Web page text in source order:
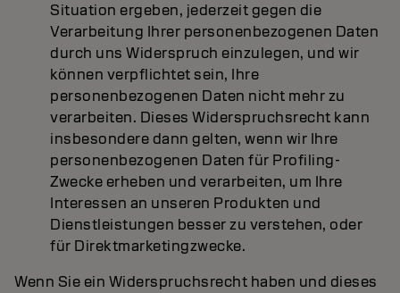
Situation ergeben, jederzeit gegen die
Verarbeitung Ihrer personenbezogenen Daten
durch uns Widerspruch einzulegen, und wir
können verpflichtet sein, Ihre
personenbezogenen Daten nicht mehr zu
verarbeiten. Dieses Widerspruchsrecht kann
insbesondere dann gelten, wenn wir Ihre
personenbezogenen Daten für Profiling-
Zwecke erheben und verarbeiten, um Ihre
Interessen an unseren Produkten und
Dienstleistungen besser zu verstehen, oder
für Direktmarketingzwecke.
Wenn Sie ein Widerspruchsrecht haben und dieses